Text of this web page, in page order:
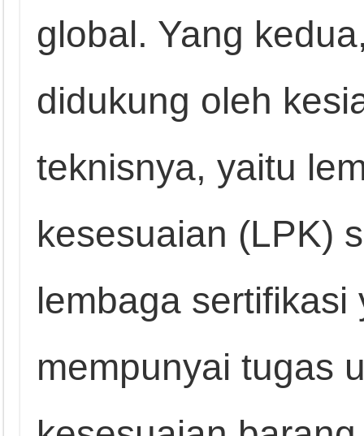
global. Yang
didukung oleh
teknisnya, yaitu
kesesuaian (LPK)
lembaga
mempunyai tugas